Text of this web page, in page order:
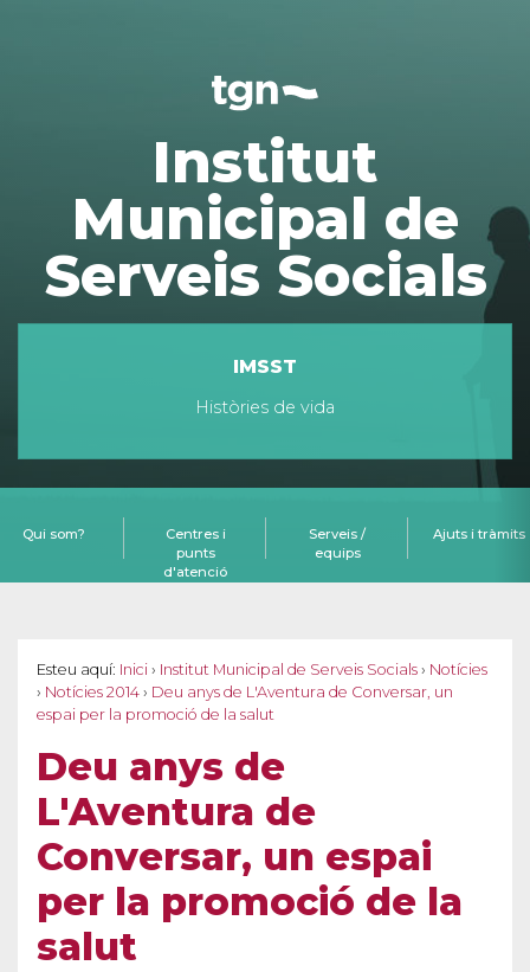
Institut
Municipal de
Serveis Socials
IMSST
Històries de vida
Qui som?
Centres i
punts
d'atenció
Serveis /
equips
Ajuts i tràmits
Esteu aquí: Inici › Institut Municipal de Serveis Socials › Notícies
› Notícies 2014 › Deu anys de L'Aventura de Conversar, un
espai per la promoció de la salut
Deu anys de
L'Aventura de
Conversar, un espai
per la promoció de la
salut